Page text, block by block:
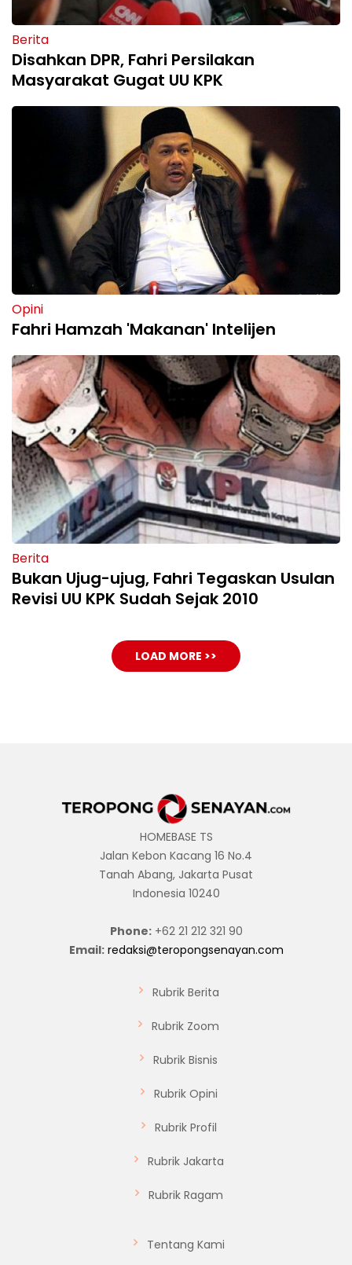
Berita
Disahkan DPR, Fahri Persilakan
Masyarakat Gugat UU KPK
Opini
Fahri Hamzah 'Makanan' Intelijen
Berita
Bukan Ujug-ujug, Fahri Tegaskan Usulan
Revisi UU KPK Sudah Sejak 2010
LOAD MORE >>
HOMEBASE TS
Jalan Kebon Kacang 16 No.4
Tanah Abang, Jakarta Pusat
Indonesia 10240
Phone:+62 21 212 321 90
Email: redaksi@teropongsenayan.com
Rubrik Berita
Rubrik Zoom
Rubrik Bisnis
Rubrik Opini
Rubrik Profil
Rubrik Jakarta
Rubrik Ragam
Tentang Kami